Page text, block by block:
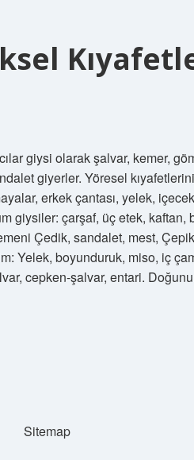
giysi olarak şalvar, kemer,
giyerler. Yöresel
erkek çantası, yelek,
giysiler: çarşaf, üç etek, kaftan,
Çedik, sandalet, mest,
Yelek, boyunduruk, miso, iç
cepken-şalvar, entari.
Sitemap